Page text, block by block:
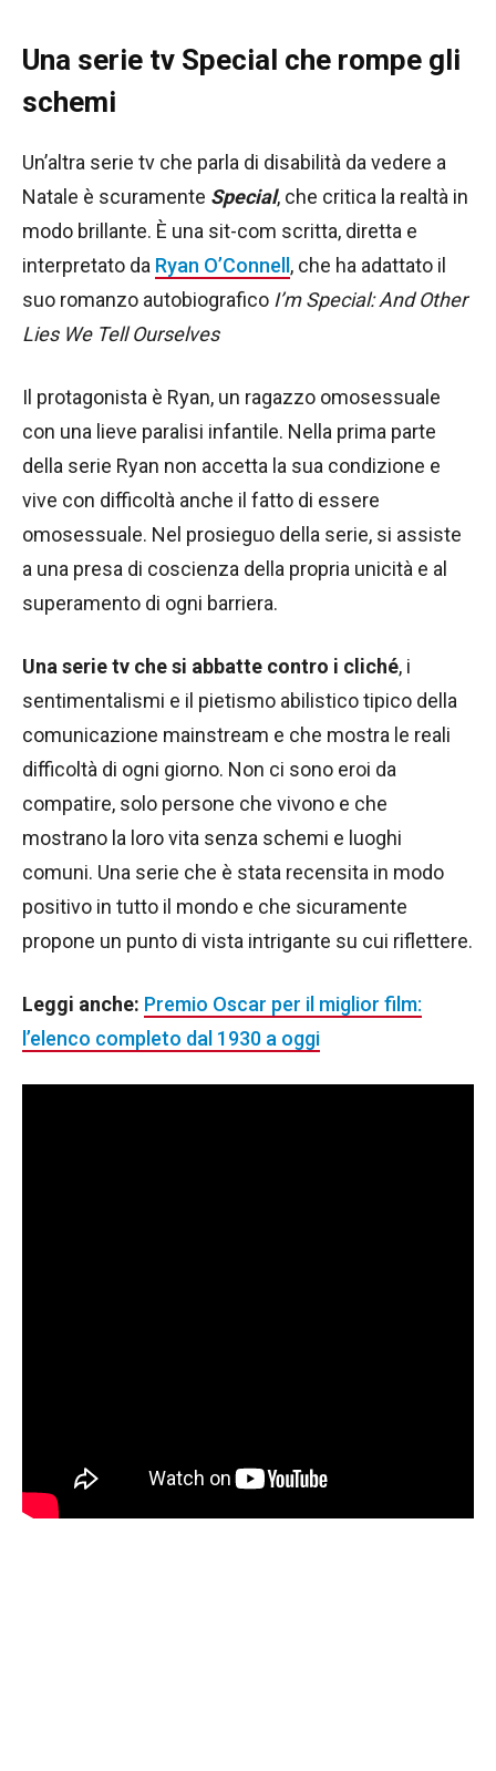
Una serie tv Special che rompe gli
schemi
Un’altra serie tv che parla di disabilità da vedere a
Natale è scuramente Special, che critica la realtà in
modo brillante. È una sit-com scritta, diretta e
interpretato da Ryan O’Connell , che ha adattato il
suo romanzo autobiografico I’m Special: And Other
Lies We Tell Ourselves
Il protagonista è Ryan, un ragazzo omosessuale
con una lieve paralisi infantile. Nella prima parte
della serie Ryan non accetta la sua condizione e
vive con difficoltà anche il fatto di essere
omosessuale. Nel prosieguo della serie, si assiste
a una presa di coscienza della propria unicità e al
superamento di ogni barriera.
Una serie tv che si abbatte contro i cliché, i
sentimentalismi e il pietismo abilistico tipico della
comunicazione mainstream e che mostra le reali
difficoltà di ogni giorno. Non ci sono eroi da
compatire, solo persone che vivono e che
mostrano la loro vita senza schemi e luoghi
comuni. Una serie che è stata recensita in modo
positivo in tutto il mondo e che sicuramente
propone un punto di vista intrigante su cui riflettere.
Leggi anche: Premio Oscar per il miglior film:
l’elenco completo dal 1930 a oggi